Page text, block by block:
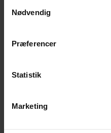
Nødvendig
Præferencer
Statistik
Marketing
Handelsbetingelser
Handelsbetingelser
Om Yarn Every Wear